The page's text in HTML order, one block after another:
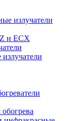
излучатели
и ECX